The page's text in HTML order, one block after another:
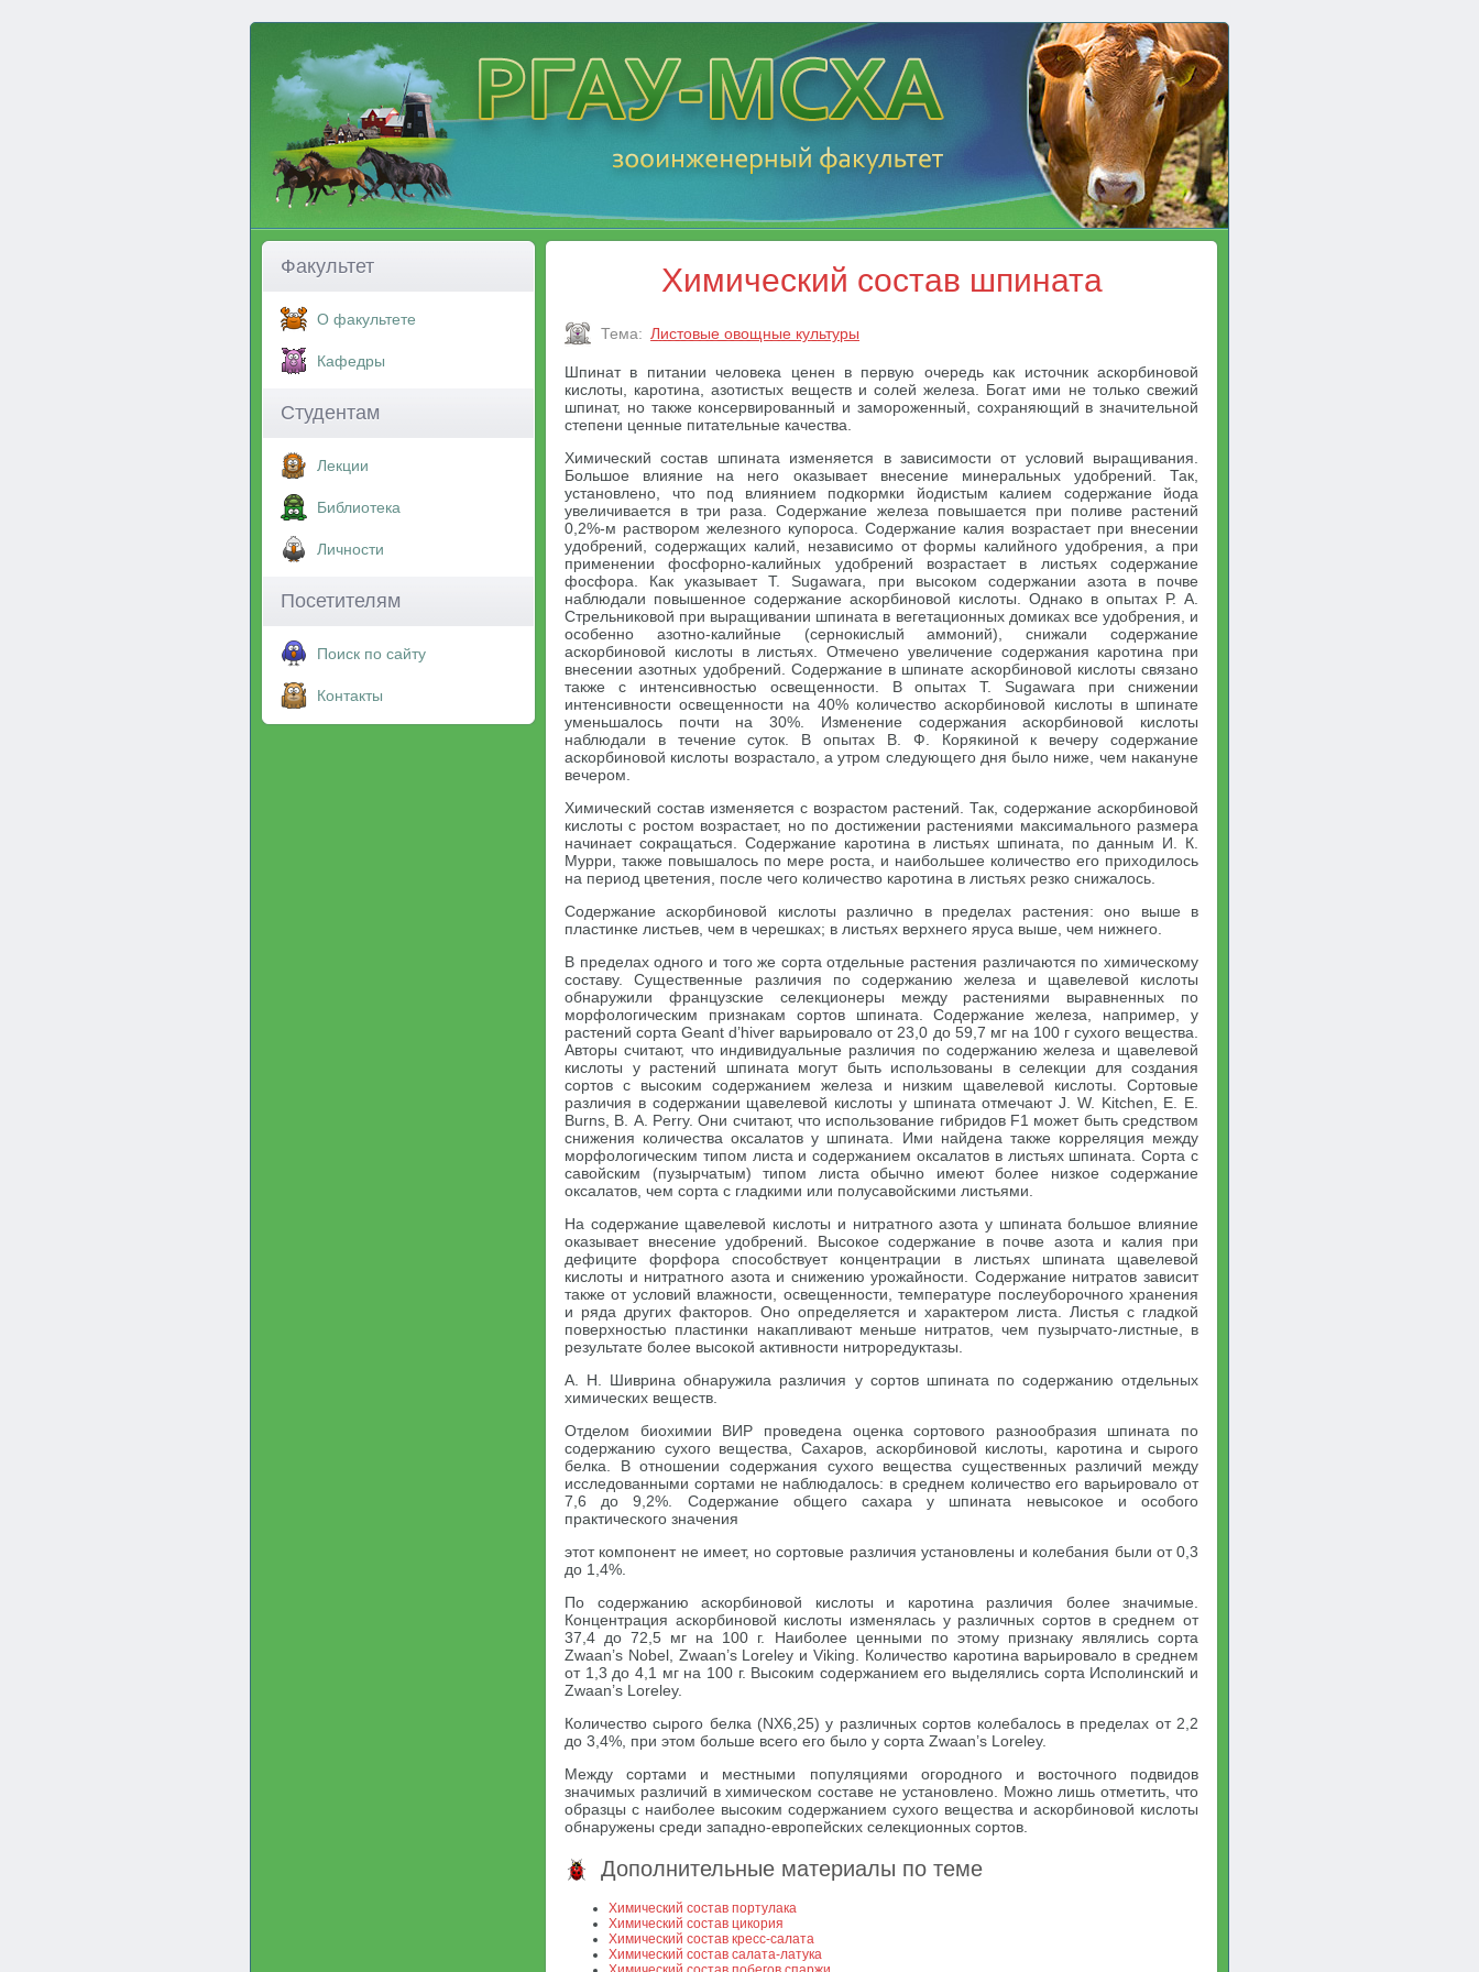
Факультет
О факультете
Кафедры
Студентам
Лекции
Библиотека
Личности
Посетителям
Поиск по сайту
Контакты
Химический состав шпината
Тема: Листовые овощные культуры
Шпинат в питании человека ценен в первую очередь как источник аскорбиновой
кислоты, каротина, азотистых веществ и солей железа. Богат ими не только свежий
шпинат, но также консервированный и замороженный, сохраняющий в значительной
степени ценные питательные качества.
Химический состав шпината изменяется в зависимости от условий выращивания.
Большое влияние на него оказывает внесение минеральных удобрений. Так,
установлено, что под влиянием подкормки йодистым калием содержание йода
увеличивается в три раза. Содержание железа повышается при поливе растений
0,2%-м раствором железного купороса. Содержание калия возрастает при внесении
удобрений, содержащих калий, независимо от формы калийного удобрения, а при
применении фосфорно-калийных удобрений возрастает в листьях содержание
фосфора. Как указывает Т. Sugawara, при высоком содержании азота в почве
наблюдали повышенное содержание аскорбиновой кислоты. Однако в опытах Р. А.
Стрельниковой при выращивании шпината в вегетационных домиках все удобрения, и
особенно азотно-калийные (сернокислый аммоний), снижали содержание
аскорбиновой кислоты в листьях. Отмечено увеличение содержания каротина при
внесении азотных удобрений. Содержание в шпинате аскорбиновой кислоты связано
также с интенсивностью освещенности. В опытах Т. Sugawara при снижении
интенсивности освещенности на 40% количество аскорбиновой кислоты в шпинате
уменьшалось почти на 30%. Изменение содержания аскорбиновой кислоты
наблюдали в течение суток. В опытах В. Ф. Корякиной к вечеру содержание
аскорбиновой кислоты возрастало, а утром следующего дня было ниже, чем накануне
вечером.
Химический состав изменяется с возрастом растений. Так, содержание аскорбиновой
кислоты с ростом возрастает, но по достижении растениями максимального размера
начинает сокращаться. Содержание каротина в листьях шпината, по данным И. К.
Мурри, также повышалось по мере роста, и наибольшее количество его приходилось
на период цветения, после чего количество каротина в листьях резко снижалось.
Содержание аскорбиновой кислоты различно в пределах растения: оно выше в
пластинке листьев, чем в черешках; в листьях верхнего яруса выше, чем нижнего.
В пределах одного и того же сорта отдельные растения различаются по химическому
составу. Существенные различия по содержанию железа и щавелевой кислоты
обнаружили французские селекционеры между растениями выравненных по
морфологическим признакам сортов шпината. Содержание железа, например, у
растений сорта Geant d’hiver варьировало от 23,0 до 59,7 мг на 100 г сухого вещества.
Авторы считают, что индивидуальные различия по содержанию железа и щавелевой
кислоты у растений шпината могут быть использованы в селекции для создания
сортов с высоким содержанием железа и низким щавелевой кислоты. Сортовые
различия в содержании щавелевой кислоты у шпината отмечают J. W. Kitchen, Е. Е.
Burns, В. A. Perry. Они считают, что использование гибридов F1 может быть средством
снижения количества оксалатов у шпината. Ими найдена также корреляция между
морфологическим типом листа и содержанием оксалатов в листьях шпината. Сорта с
савойским (пузырчатым) типом листа обычно имеют более низкое содержание
оксалатов, чем сорта с гладкими или полусавойскими листьями.
На содержание щавелевой кислоты и нитратного азота у шпината большое влияние
оказывает внесение удобрений. Высокое содержание в почве азота и калия при
дефиците форфора способствует концентрации в листьях шпината щавелевой
кислоты и нитратного азота и снижению урожайности. Содержание нитратов зависит
также от условий влажности, освещенности, температуре послеуборочного хранения
и ряда других факторов. Оно определяется и характером листа. Листья с гладкой
поверхностью пластинки накапливают меньше нитратов, чем пузырчато-листные, в
результате более высокой активности нитроредуктазы.
А. Н. Шиврина обнаружила различия у сортов шпината по содержанию отдельных
химических веществ.
Отделом биохимии ВИР проведена оценка сортового разнообразия шпината по
содержанию сухого вещества, Сахаров, аскорбиновой кислоты, каротина и сырого
белка. В отношении содержания сухого вещества существенных различий между
исследованными сортами не наблюдалось: в среднем количество его варьировало от
7,6 до 9,2%. Содержание общего сахара у шпината невысокое и особого
практического значения
этот компонент не имеет, но сортовые различия установлены и колебания были от 0,3
до 1,4%.
По содержанию аскорбиновой кислоты и каротина различия более значимые.
Концентрация аскорбиновой кислоты изменялась у различных сортов в среднем от
37,4 до 72,5 мг на 100 г. Наиболее ценными по этому признаку являлись сорта
Zwaan’s Nobel, Zwaan’s Loreley и Viking. Количество каротина варьировало в среднем
от 1,3 до 4,1 мг на 100 г. Высоким содержанием его выделялись сорта Исполинский и
Zwaan’s Loreley.
Количество сырого белка (NX6,25) у различных сортов колебалось в пределах от 2,2
до 3,4%, при этом больше всего его было у сорта Zwaan’s Loreley.
Между сортами и местными популяциями огородного и восточного подвидов
значимых различий в химическом составе не установлено. Можно лишь отметить, что
образцы с наиболее высоким содержанием сухого вещества и аскорбиновой кислоты
обнаружены среди западно-европейских селекционных сортов.
Дополнительные материалы по теме
Химический состав портулака
Химический состав цикория
Химический состав кресс-салата
Химический состав салата-латука